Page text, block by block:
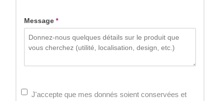
Message*
J'accepte que mes donnés soient conservées et